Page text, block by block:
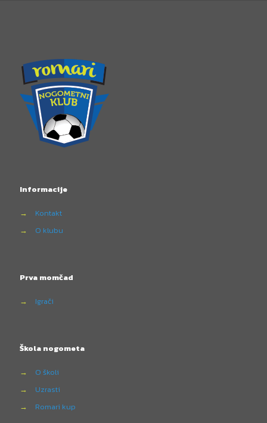
Informacije
→
Kontakt
→
O klubu
Prva momčad
→ Igrači
Škola nogometa
→
O školi
→
Uzrasti
→
Romari kup